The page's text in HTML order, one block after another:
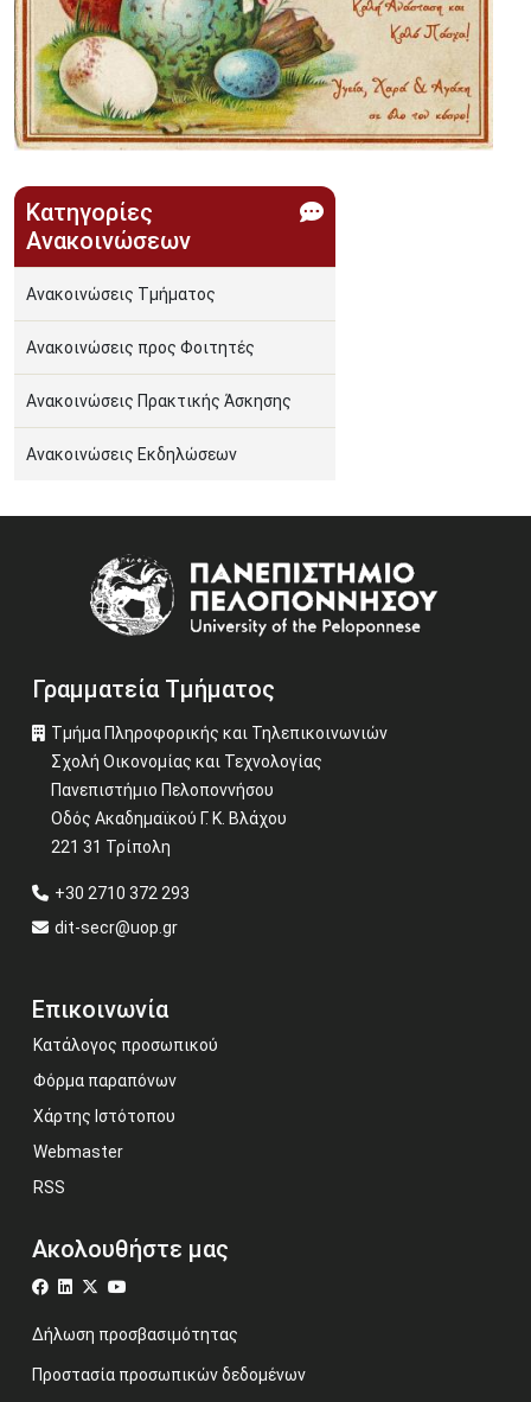
Κατηγορίες
Ανακοινώσεων
Ανακοινώσεις Τμήματος
Ανακοινώσεις προς Φοιτητές
Ανακοινώσεις Πρακτικής Άσκησης
Ανακοινώσεις Εκδηλώσεων
Γραμματεία Τμήματος
Τμήμα Πληροφορικής και Τηλεπικοινωνιών
Σχολή Οικονομίας και Τεχνολογίας
Πανεπιστήμιο Πελοποννήσου
Οδός Ακαδημαϊκού Γ. Κ. Βλάχου
221 31 Τρίπολη
+30 2710 372 293
dit-secr@uop.gr
Επικοινωνία
Κατάλογος προσωπικού
Φόρμα παραπόνων
Χάρτης Ιστότοπου
Webmaster
RSS
Ακολουθήστε μας
Δήλωση προσβασιμότητας
Προστασία προσωπικών δεδομένων